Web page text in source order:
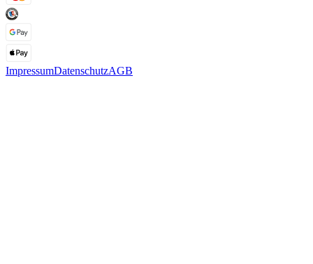
ImpressumDatenschutzAGB